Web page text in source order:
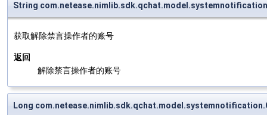
String
获取解除禁言操作者的账号
返回
解除禁言操作者的账号
Long